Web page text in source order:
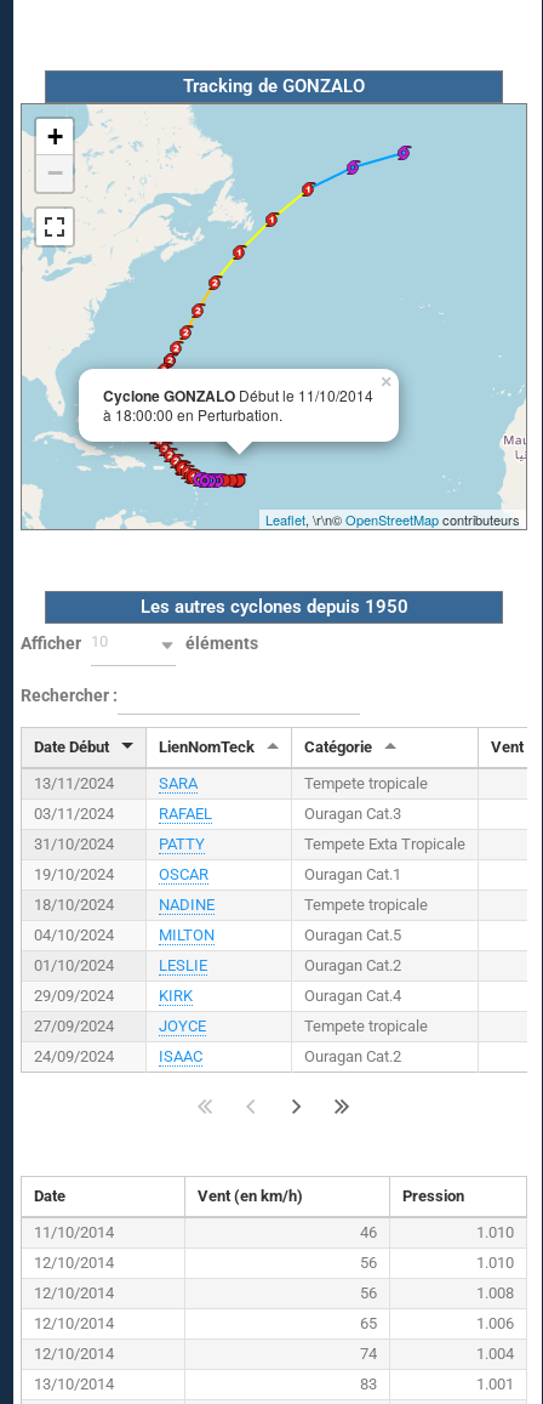
Tracking de GONZALO
Cyclone GONZALO Début le 11/10/2014
à 18:00:00 en Perturbation.
×
+
−
Leaflet, \r\n©OpenStreetMapcontributeurs
Les autres cyclones depuis 1950
Afficher 10 éléments
Rechercher :
Date Début LienNomTeck Catégorie Vent (
13/11/2024
SARA
Tempete tropicale
03/11/2024
RAFAEL
Ouragan Cat.3
31/10/2024
PATTY
Tempete Exta Tropicale
19/10/2024
OSCAR
Ouragan Cat.1
18/10/2024
NADINE
Tempete tropicale
04/10/2024
MILTON
Ouragan Cat.5
01/10/2024
LESLIE
Ouragan Cat.2
29/09/2024
KIRK
Ouragan Cat.4
27/09/2024
JOYCE
Tempete tropicale
24/09/2024
ISAAC Ouragan Cat.2
Date Vent (en km/h)
Pression
11/10/2014
46
1.010
12/10/2014
56
1.010
12/10/2014
56
1.008
12/10/2014
65
1.006
12/10/2014
74
1.004
13/10/2014
83
1.001